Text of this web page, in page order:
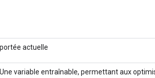
portée actuelle
Une variable entraînable, permettant aux